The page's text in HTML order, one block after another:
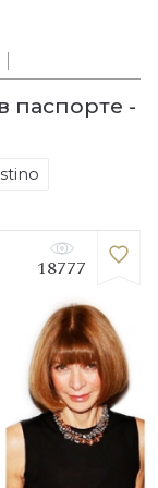
паспорте -
18777